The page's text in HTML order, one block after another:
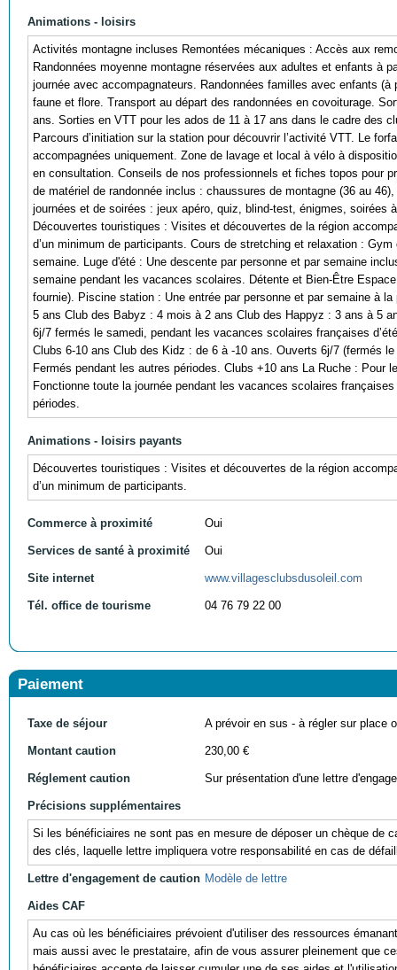
Animations - loisirs
Activités montagne incluses Remontées mécaniques : Accès aux
Randonnées moyenne montagne réservées aux adultes et enfants à
journée avec accompagnateurs. Randonnées familles avec enfants
faune et flore. Transport au départ des randonnées en covoiturage.
ans. Sorties en VTT pour les ados de 11 à 17 ans dans le cadre des
Parcours d’initiation sur la station pour découvrir l’activité VTT. Le
accompagnées uniquement. Zone de lavage et local à vélo à
en consultation. Conseils de nos professionnels et fiches topos pour
de matériel de randonnée inclus : chaussures de montagne (36 au
journées et de soirées : jeux apéro, quiz, blind-test, énigmes,
Découvertes touristiques : Visites et découvertes de la région
d’un minimum de participants. Cours de stretching et relaxation :
semaine. Luge d'été : Une descente par personne et par semaine
semaine pendant les vacances scolaires. Détente et Bien-Être
fournie). Piscine station : Une entrée par personne et par semaine à
5 ans Club des Babyz : 4 mois à 2 ans Club des Happyz : 3 ans à 5
6j/7 fermés le samedi, pendant les vacances scolaires françaises
Clubs 6-10 ans Club des Kidz : de 6 à -10 ans. Ouverts 6j/7 (fermés
Fermés pendant les autres périodes. Clubs +10 ans La Ruche :
Fonctionne toute la journée pendant les vacances scolaires
périodes.
Animations - loisirs payants
Découvertes touristiques : Visites et découvertes de la région
d’un minimum de participants.
Commerce à proximité Oui
Services de santé à proximité Oui
Site internet www.villagesclubsdusoleil.com
Tél. office de tourisme 04 76 79 22 00
Paiement
Taxe de séjour A prévoir en sus - à régler sur place
Montant caution 230,00 €
Réglement caution Sur présentation d'une lettre
Précisions supplémentaires
Si les bénéficiaires ne sont pas en mesure de déposer un chèque de
des clés, laquelle lettre impliquera votre responsabilité en cas de
Lettre d'engagement de caution Modèle de lettre
Aides CAF
Au cas où les bénéficiaires prévoient d'utiliser des ressources
mais aussi avec le prestataire, afin de vous assurer pleinement que